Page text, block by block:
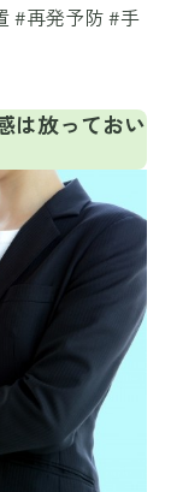
#再発予防 #手
は放っておい